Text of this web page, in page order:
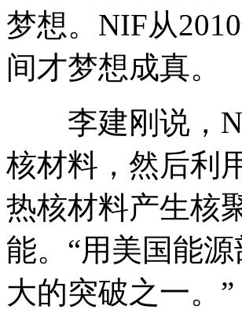
梦想。NIF从
间才梦想成真。
李建刚说，
核材料，然后利
热核材料产生核
能。“用美国能
大的突破之一。”